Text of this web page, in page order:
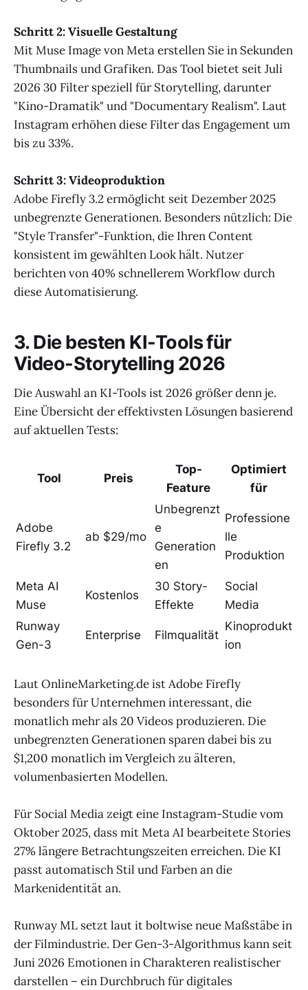
Schritt 2: Visuelle Gestaltung
Mit Muse Image von Meta erstellen Sie in Sekunden
Thumbnails und Grafiken. Das Tool bietet seit Juli
2026 30 Filter speziell für Storytelling, darunter
"Kino-Dramatik" und "Documentary Realism". Laut
Instagram erhöhen diese Filter das Engagement um
bis zu 33%.
Schritt 3: Videoproduktion
Adobe Firefly 3.2 ermöglicht seit Dezember 2025
unbegrenzte Generationen. Besonders nützlich: Die
"Style Transfer"-Funktion, die Ihren Content
konsistent im gewählten Look hält. Nutzer
berichten von 40% schnellerem Workflow durch
diese Automatisierung.
3. Die besten KI-Tools für
Video-Storytelling 2026
Die Auswahl an KI-Tools ist 2026 größer denn je.
Eine Übersicht der effektivsten Lösungen basierend
auf aktuellen Tests:
Tool Preis
Top-
Feature
Optimiert
für
Adobe
Firefly 3.2
ab $29/mo
Unbegrenzt
e
Generation
en
Professione
lle
Produktion
Meta AI
Muse
Kostenlos
30 Story-
Effekte
Social
Media
Runway
Gen-3
Enterprise Filmqualität
Kinoprodukt
ion
Laut OnlineMarketing.de ist Adobe Firefly
besonders für Unternehmen interessant, die
monatlich mehr als 20 Videos produzieren. Die
unbegrenzten Generationen sparen dabei bis zu
$1,200 monatlich im Vergleich zu älteren,
volumenbasierten Modellen.
Für Social Media zeigt eine Instagram-Studie vom
Oktober 2025, dass mit Meta AI bearbeitete Stories
27% längere Betrachtungszeiten erreichen. Die KI
passt automatisch Stil und Farben an die
Markenidentität an.
Runway ML setzt laut it boltwise neue Maßstäbe in
der Filmindustrie. Der Gen-3-Algorithmus kann seit
Juni 2026 Emotionen in Charakteren realistischer
darstellen – ein Durchbruch für digitales